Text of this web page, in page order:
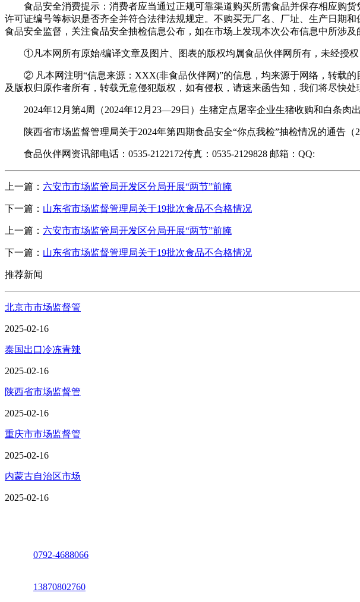
食品安全消费提示：消费者应当通过正规可靠渠道购买所需食品并保存相应购货
许可证编号等标识是否齐全并符合法律法规规定。不购买无厂名、厂址、生产日期
食品安全监督，关注食品安全抽检信息公布，如在市场上发现本次公布信息中所涉及
①凡本网所有原始/编译文章及图片、图表的版权均属食品伙伴网所有，未经授权
② 凡本网注明“信息来源：XXX(非食品伙伴网)”的信息，均来源于网络，转载的
及版权归原作者所有，转载无意侵犯版权，如有侵权，请速来函告知，我们将尽快处
2024年12月第4周（2024年12月23—29日）生猪定点屠宰企业生猪收购和白条肉
陕西省市场监督管理局关于2024年第四期食品安全“你点我检”抽检情况的通告（
食品伙伴网资讯部电话：0535-2122172传真：0535-2129828 邮箱：QQ:
上一篇： 六安市市场监管局开发区分局开展“两节”前腌
下一篇： 山东省市场监督管理局关于19批次食品不合格情况
上一篇： 六安市市场监管局开发区分局开展“两节”前腌
下一篇： 山东省市场监督管理局关于19批次食品不合格情况
推荐新闻
北京市市场监督管
2025-02-16
泰国出口冷冻青辣
2025-02-16
陕西省市场监督管
2025-02-16
重庆市市场监督管
2025-02-16
内蒙古自治区市场
2025-02-16
0792-4688066
13870802760